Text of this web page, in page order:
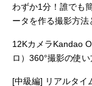
わずか1分！誰でも
ータを作る撮影方
12KカメラKandao
ロ）360°撮影の使
[中級編] リアルタイ